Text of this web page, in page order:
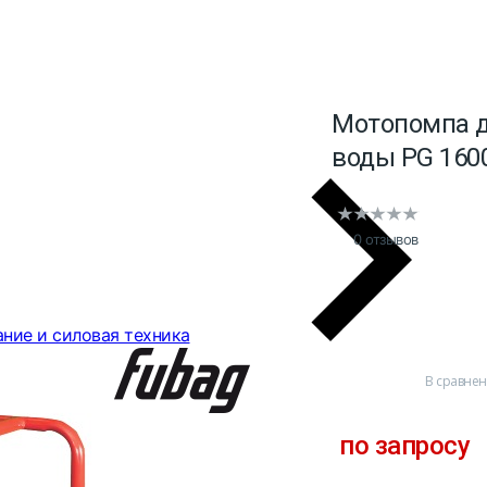
и силовая техника
Мотопомпа
воды PG
0 отзывов
В
по запросу